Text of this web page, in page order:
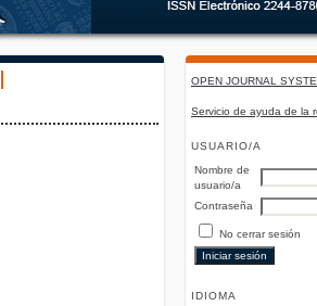
OPEN JOURNAL
Servicio de ayuda de la
USUARIO/A
Nombre de
usuario/a
Contraseña
No cerrar sesión
IDIOMA